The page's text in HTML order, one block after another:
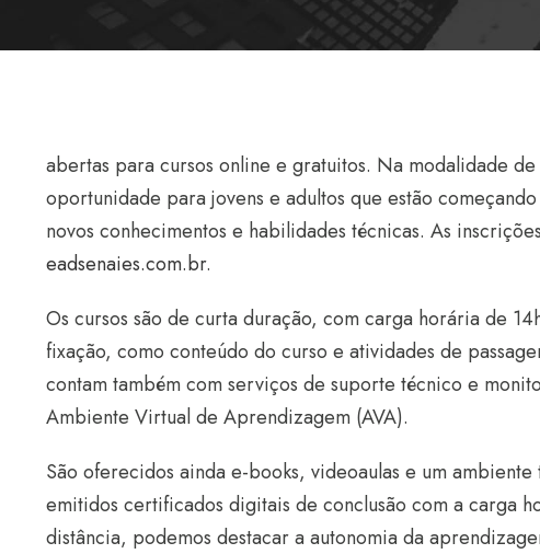
abertas para cursos online e gratuitos. Na modalidade
oportunidade para jovens e adultos que estão
novos conhecimentos e habilidades técnicas. As
eadsenaies.com.br.
Os cursos são de curta duração, com carga horária de
fixação, como conteúdo do curso e atividades de
contam também com serviços de suporte técnico e
Ambiente Virtual de Aprendizagem (AVA).
São oferecidos ainda e-books, videoaulas e um
emitidos certificados digitais de conclusão com a carga
distância, podemos destacar a autonomia da